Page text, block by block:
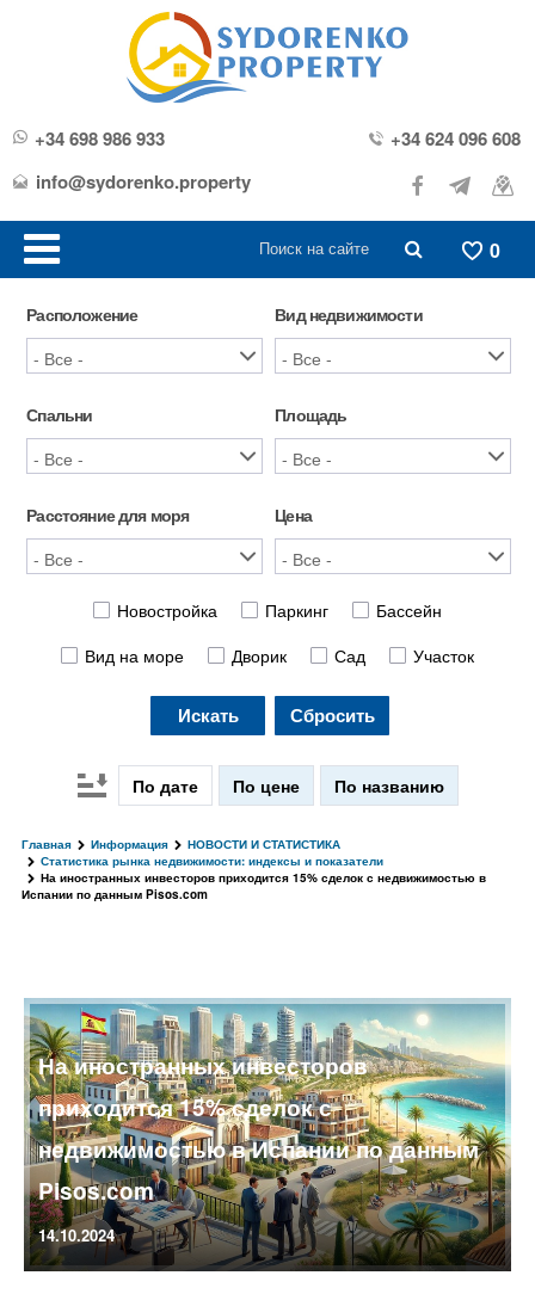
+34 698 986 933
+34 624 096 608
info@sydorenko.property
0
Расположение Вид недвижимости
Спальни Площадь
Расстояние для моря Цена
Новостройка Паркинг
Бассейн
Вид на море
Дворик Сад Участок
Искать Сбросить
По дате По цене По названию
Главная Информация
НОВОСТИ И СТАТИСТИКА
Статистика рынка недвижимости: индексы и показатели
На иностранных инвесторов приходится 15% сделок с недвижимостью в
Испании по данным Pisos.com
На иностранных инвесторов
приходится 15% сделок с
недвижимостью в Испании по данным
Pisos.com
14.10.2024